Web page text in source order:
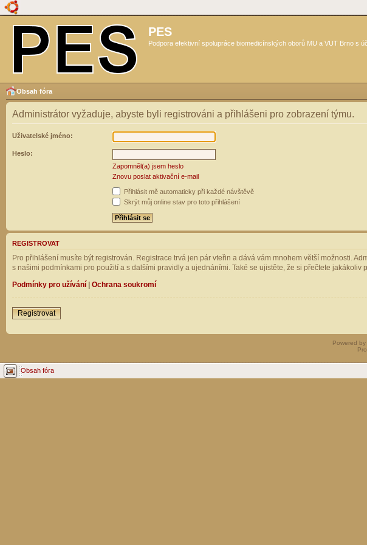
PES
Podpora efektivní spolupráce biomedicínských oborů MU a VUT Brno s
Obsah fóra
Administrátor vyžaduje, abyste byli registrováni a přihlášeni pro zobrazení týmu.
Uživatelské jméno:
Heslo:
Zapomněl(a) jsem heslo
Znovu poslat aktivační e-mail
Přihlásit mě automaticky při každé návštěvě
Skrýt můj online stav pro toto přihlášení
REGISTROVAT
Pro přihlášení musíte být registrován. Registrace trvá jen pár vteřin a dává vám mnohem větší možnosti.
s našimi podmínkami pro použití a s dalšími pravidly a ujednáními. Také se ujistěte, že si přečtete jakákoliv
Podmínky pro užívání | Ochrana soukromí
Registrovat
Powered by
Obsah fóra